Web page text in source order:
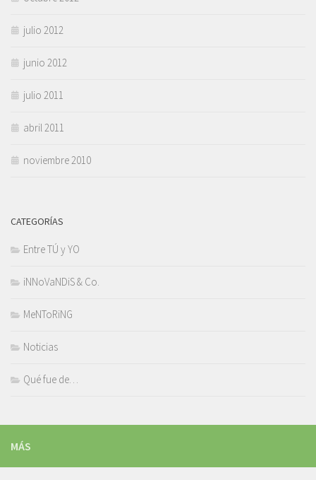
julio 2012
junio 2012
julio 2011
abril 2011
noviembre 2010
CATEGORÍAS
Entre TÚ y YO
iNNoVaNDiS & Co.
MeNToRiNG
Noticias
Qué fue de…
MÁS